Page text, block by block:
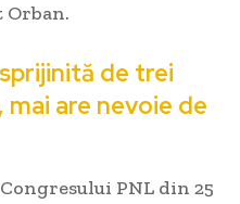
Orban.
de trei
are nevoie de
PNL din 25